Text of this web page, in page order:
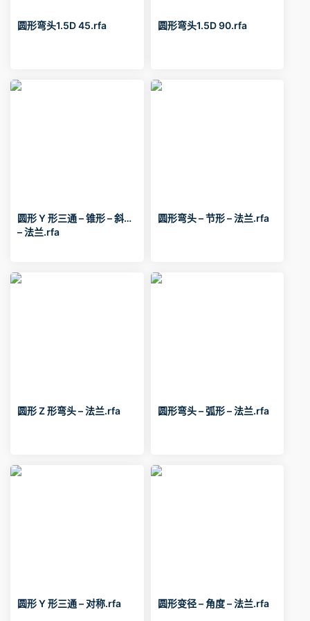
圆形弯头1.5D 45.rfa 圆形弯头1.5D 90.rfa
圆形 Y 形三通 – 锥形 – 斜接
– 法兰.rfa
圆形弯头 – 节形 – 法兰.rfa
圆形 Z 形弯头 – 法兰.rfa 圆形弯头 – 弧形 – 法兰.rfa
圆形 Y 形三通 – 对称.rfa 圆形变径 – 角度 – 法兰.rfa